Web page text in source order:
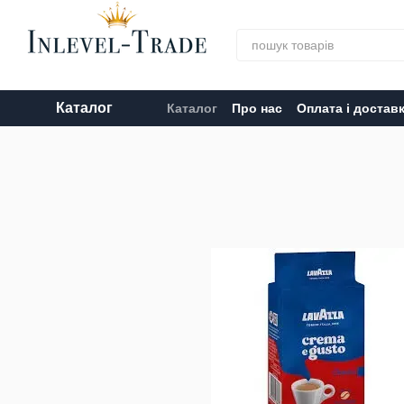
Перейти до основного контенту
Каталог Каталог Про нас Оплата і